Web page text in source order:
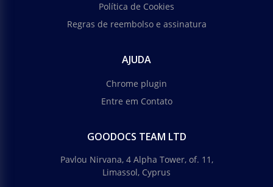
Política de Cookies
Regras de reembolso e assinatura
AJUDA
Chrome plugin
Entre em Contato
GOODOCS TEAM LTD
Pavlou Nirvana, 4 Alpha Tower, of. 11,
Limassol, Cyprus